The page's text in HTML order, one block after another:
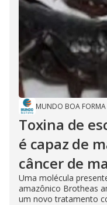
MUNDO BOA FORMA
Toxina de
é capaz de
câncer de
Uma molécula
amazônico Brotheas
um novo tratamento